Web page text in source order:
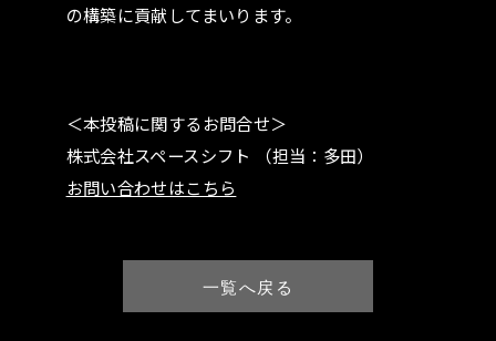
の構築に貢献してまいります。
＜本投稿に関するお問合せ＞
株式会社スペースシフト （担当：多田）
お問い合わせはこちら
一覧へ戻る